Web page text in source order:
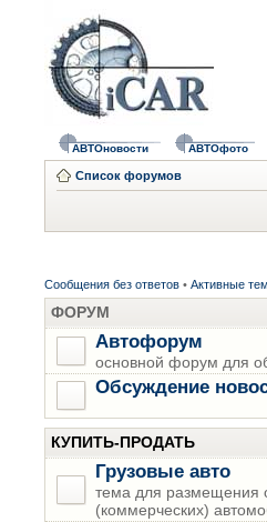
АВТОновости АВТОфото
Список форумов
Сообщения без ответов • Активные
ФОРУМ
Автофорум
основной форум для
Обсуждение
КУПИТЬ-ПРОДАТЬ
Грузовые авто
тема для размещения
(коммерческих)